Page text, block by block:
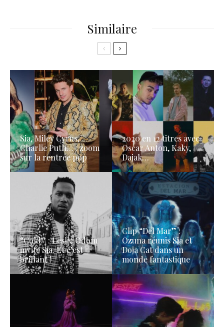
Similaire
Sia, Miley Cyrus,
Charlie Puth… : zoom
sur la rentrée pop
2020 en 12 titres avec
Oscar Anton, Kaky,
Dajak…
“Cold” : Leslie Odom
invite Sia. Et c’est
brillant !
Clip “Del Mar” :
Ozuna réunis Sia et
Doja Cat dans un
monde fantastique